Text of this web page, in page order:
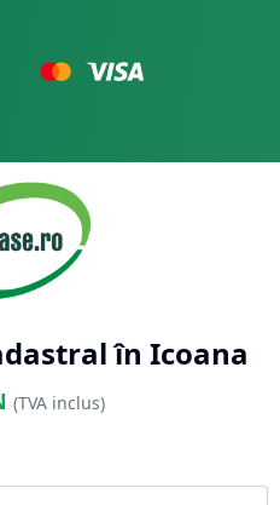
în Icoana
(TVA inclus)